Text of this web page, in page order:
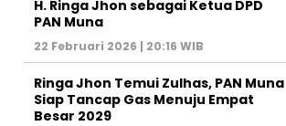
H. Ringa Jhon sebagai Ketua DPD
PAN Muna
22 Februari 2026 | 20:16 WIB
Ringa Jhon Temui Zulhas, PAN Muna
Siap Tancap Gas Menuju Empat
Besar 2029